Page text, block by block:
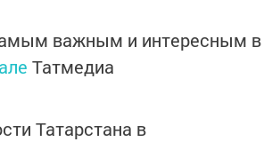
важным и интересным в
Татмедиа
Татарстана в